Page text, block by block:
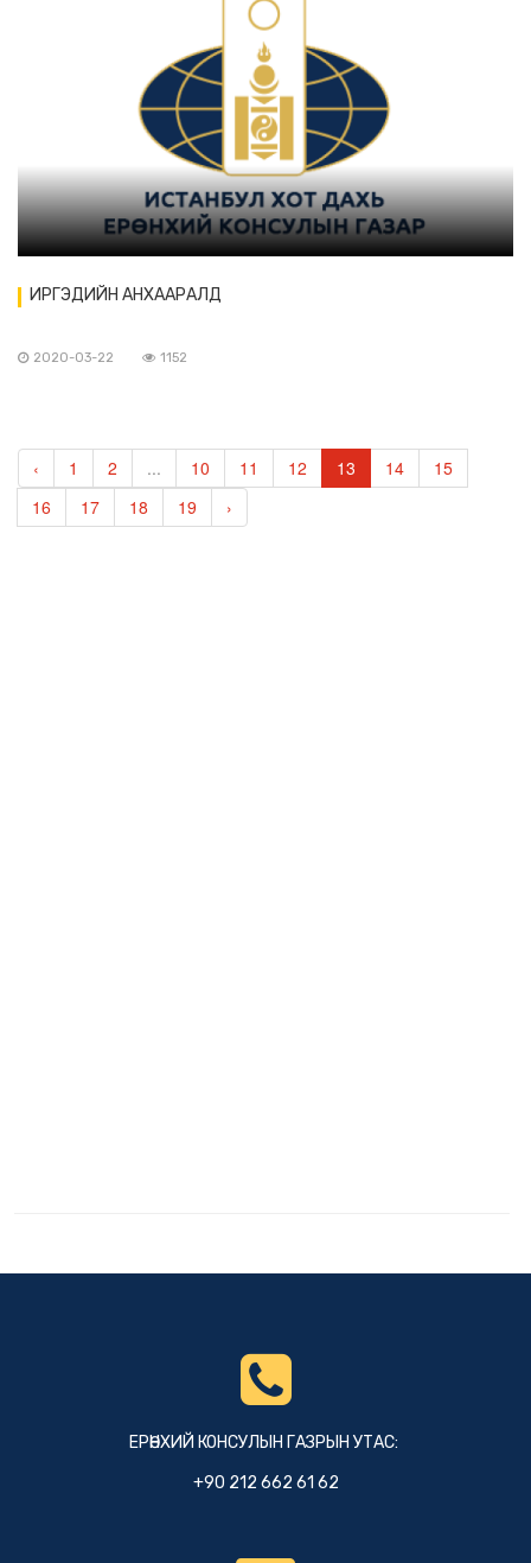
ИРГЭДИЙН АНХААРАЛД
2020-03-22 1152
‹ 1 2 ... 10 11 12 13 14
15
16
17 18 19 ›
ЕРӨНХИЙ КОНСУЛЫН ГАЗРЫН УТАС:
+90 212 662 61 62